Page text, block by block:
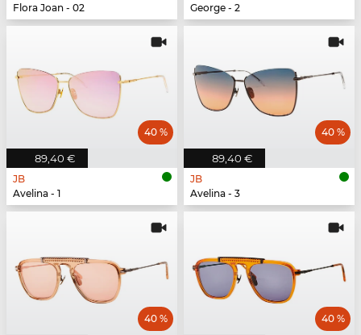
Flora Joan - 02
George - 2
89,40 €
40 %
JB
Avelina - 1
89,40 €
40 %
JB
Avelina - 3
40 % 40 %